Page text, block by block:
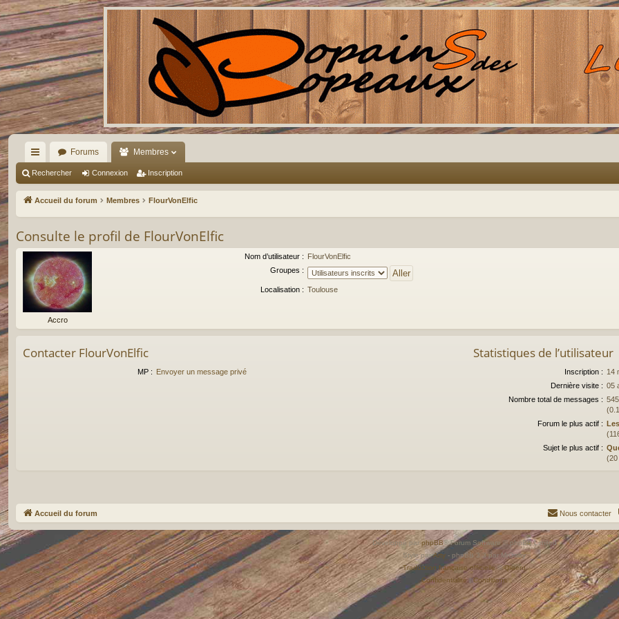
ac
co
ci
Forums Membres
Rechercher Connexion Inscription
Accueil du forum Membres FlourVonElfic
Consulte le profil de FlourVonElfic
Accro
Nom d’utilisateur : FlourVonElfic
Groupes :
Localisation : Toulouse
Contacter FlourVonElfic
MP : Envoyer un message privé
Statistiques de l’utilisateur
Inscription : 14
Dernière visite : 05
Nombre total de messages :
Forum le plus actif :
Sujet le plus actif :
(20
Accueil du forum Nous contacter
Développé parphpBB® Forum Software © phpBB Limited
Style parArty - phpBB 3.3 par MrGaby
Traduction française officielle©Qiaeru
Confidentialité |Conditions